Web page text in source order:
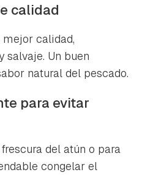
calidad
calidad,
salvaje. Un buen
natural del pescado.
para evitar
del atún o para
congelar el